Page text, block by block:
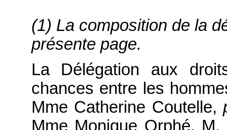
(1) La composition de la
présente page.
La Délégation aux
chances entre les
Mme Catherine Coutelle,
Mme Monique Orphé,